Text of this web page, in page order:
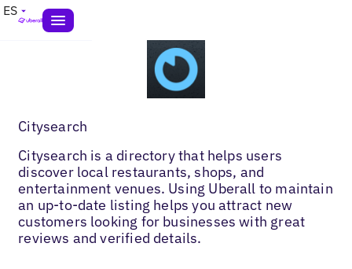
ES
Citysearch
Citysearch is a directory that helps users
discover local restaurants, shops, and
entertainment venues. Using Uberall to maintain
an up-to-date listing helps you attract new
customers looking for businesses with great
reviews and verified details.